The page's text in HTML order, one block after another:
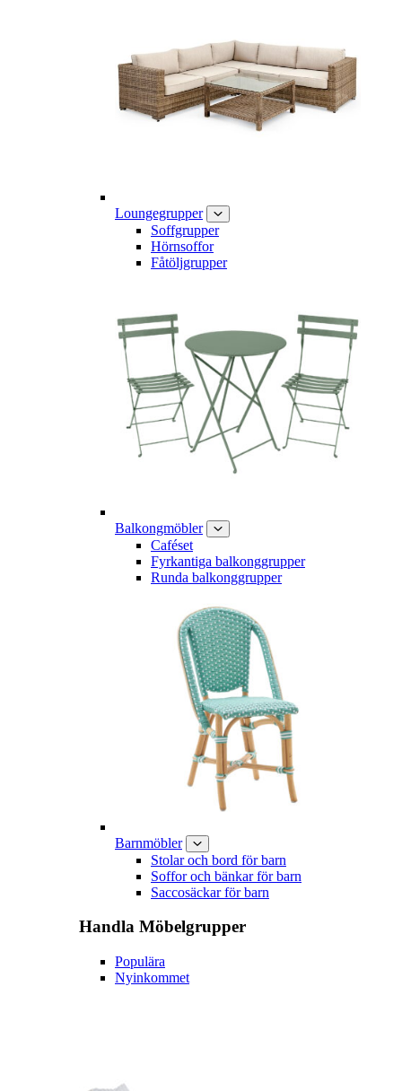
Loungegrupper
Soffgrupper
Hörnsoffor
Fåtöljgrupper
Balkongmöbler
Caféset
Fyrkantiga balkonggrupper
Runda balkonggrupper
Barnmöbler
Stolar och bord för barn
Soffor och bänkar för barn
Saccosäckar för barn
Handla Möbelgrupper
Populära
Nyinkommet